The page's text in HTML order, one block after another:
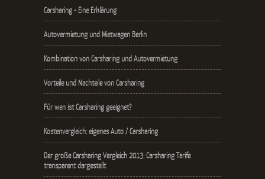
Carsharing - Eine Erklärung
Autovermietung und Mietwagen Berlin
Kombination von Carsharing und Autovermietung
Vorteile und Nachteile von Carsharing
Für wen ist Carsharing geeignet?
Kostenvergleich: eigenes Auto / Carsharing
Der große Carsharing Vergleich 2013: Carsharing Tarife
transparent dargestellt